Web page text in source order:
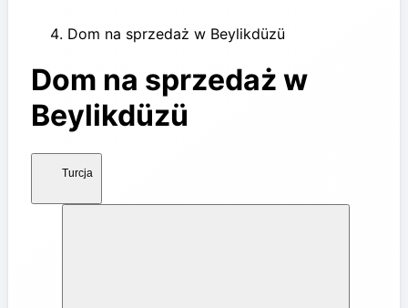
Dom na sprzedaż w Beylikdüzü
Dom na sprzedaż w
Beylikdüzü
Turcja